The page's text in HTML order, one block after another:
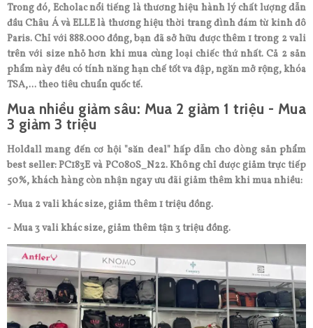
Trong đó, Echolac nổi tiếng là thương hiệu hành lý chất lượng dẫn
đầu Châu Á và ELLE là thương hiệu thời trang đình đám từ kinh đô
Paris. Chỉ với 888.000 đồng, bạn đã sở hữu được thêm 1 trong 2 vali
trên với size nhỏ hơn khi mua cùng loại chiếc thứ nhất. Cả 2 sản
phẩm này đều có tính năng hạn chế tốt va đập, ngăn mở rộng, khóa
TSA,... theo tiêu chuẩn quốc tế.
Mua nhiều giảm sâu: Mua 2 giảm 1 triệu - Mua
3 giảm 3 triệu
Holdall mang đến cơ hội "săn deal" hấp dẫn cho dòng sản phẩm
best seller: PC183E và PC080S_N22. Không chỉ được giảm trực tiếp
50%, khách hàng còn nhận ngay ưu đãi giảm thêm khi mua nhiều:
- Mua 2 vali khác size, giảm thêm 1 triệu đồng.
- Mua 3 vali khác size, giảm thêm tận 3 triệu đồng.